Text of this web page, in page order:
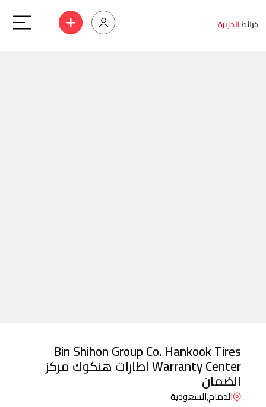
Bin Shihon Group Co. Hankook Tires
Warranty Center اطارات هنكوك مركز
الضمان
الدمام,السعودية